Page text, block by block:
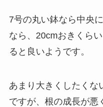
7号の丸い鉢なら中央
なら、20cmおきくら
ると良いようです。
あまり大きくしたくな
ですが、根の成長が悪